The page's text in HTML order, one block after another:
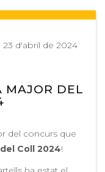
23 d'abril de 2024
MAJOR DEL
del concurs que
Coll 2024!